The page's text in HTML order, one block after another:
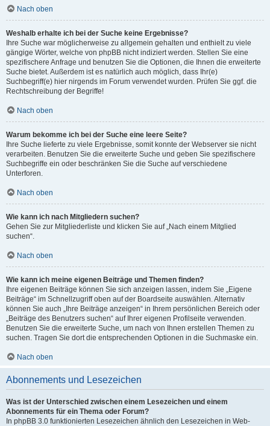
Nach oben
Weshalb erhalte ich bei der Suche keine Ergebnisse?
Ihre Suche war möglicherweise zu allgemein gehalten und enthielt zu viele
gängige Wörter, welche von phpBB nicht indiziert werden. Stellen Sie eine
spezifischere Anfrage und benutzen Sie die Optionen, die Ihnen die erweiterte
Suche bietet. Außerdem ist es natürlich auch möglich, dass Ihr(e)
Suchbegriff(e) hier nirgends im Forum verwendet wurden. Prüfen Sie ggf. die
Rechtschreibung der Begriffe!
Nach oben
Warum bekomme ich bei der Suche eine leere Seite?
Ihre Suche lieferte zu viele Ergebnisse, somit konnte der Webserver sie nicht
verarbeiten. Benutzen Sie die erweiterte Suche und geben Sie spezifischere
Suchbegriffe ein oder beschränken Sie die Suche auf verschiedene
Unterforen.
Nach oben
Wie kann ich nach Mitgliedern suchen?
Gehen Sie zur Mitgliederliste und klicken Sie auf „Nach einem Mitglied
suchen“.
Nach oben
Wie kann ich meine eigenen Beiträge und Themen finden?
Ihre eigenen Beiträge können Sie sich anzeigen lassen, indem Sie „Eigene
Beiträge“ im Schnellzugriff oben auf der Boardseite auswählen. Alternativ
können Sie auch „Ihre Beiträge anzeigen“ in Ihrem persönlichen Bereich oder
„Beiträge des Benutzers suchen“ auf Ihrer eigenen Profilseite verwenden.
Benutzen Sie die erweiterte Suche, um nach von Ihnen erstellen Themen zu
suchen. Tragen Sie dort die entsprechenden Optionen in die Suchmaske ein.
Nach oben
Abonnements und Lesezeichen
Was ist der Unterschied zwischen einem Lesezeichen und einem
Abonnements für ein Thema oder Forum?
In phpBB 3.0 funktionierten Lesezeichen ähnlich den Lesezeichen in Web-